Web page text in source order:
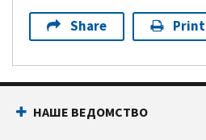
Share Print
НАШЕ ВЕДОМСТВО